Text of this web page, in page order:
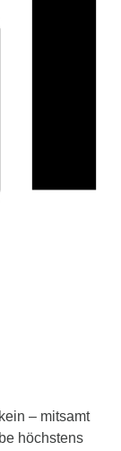
– mitsamt
höchstens